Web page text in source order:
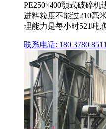
PE250×400颚式破碎机
进料粒度不能过210毫
理能力是每小时521吨,
联系电话: 180 3780 8511